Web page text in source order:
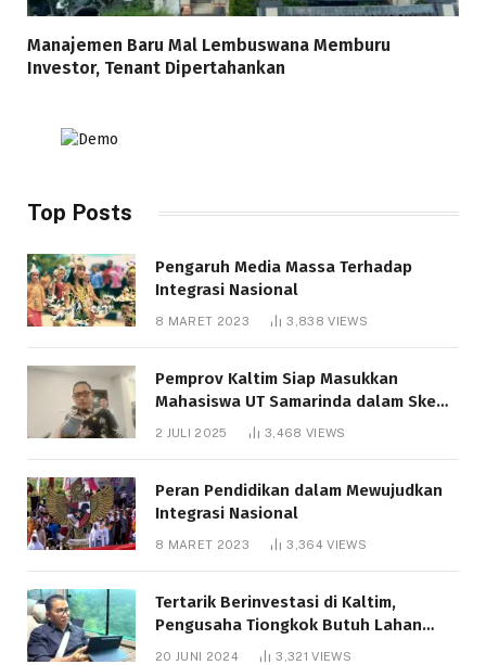
Manajemen Baru Mal Lembuswana Memburu
Investor, Tenant Dipertahankan
Top Posts
Pengaruh Media Massa Terhadap
Integrasi Nasional
8 MARET 2023 3,838VIEWS
Pemprov Kaltim Siap Masukkan
Mahasiswa UT Samarinda dalam Skema
Bantuan Pendidikan Gratispol
2 JULI 2025 3,468 VIEWS
Peran Pendidikan dalam Mewujudkan
Integrasi Nasional
8 MARET 2023 3,364VIEWS
Tertarik Berinvestasi di Kaltim,
Pengusaha Tiongkok Butuh Lahan
1.000 Hektare
20 JUNI 2024 3,321VIEWS